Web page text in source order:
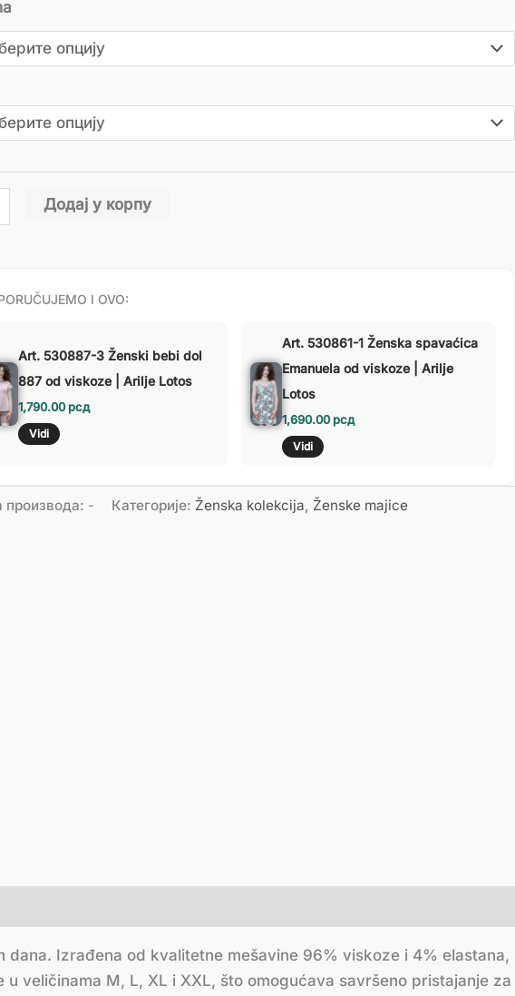
Додај у корпу
I OVO:
Art. 530887-3 Ženski bebi dol
887 od viskoze | Arilje Lotos
1,790.00рсд
Vidi
Art. 530861-1 Ženska spavaćica
Emanuela od viskoze | Arilje
Lotos
1,690.00рсд
Vidi
- Категорије: Ženska kolekcija, Ženske majice
Izrađena od kvalitetne mešavine 96% viskoze i 4% elastana,
veličinama M, L, XL i XXL, što omogućava savršeno pristajanje za